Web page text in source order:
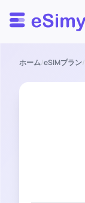
Esimy
ホーム/eSIMプラン/